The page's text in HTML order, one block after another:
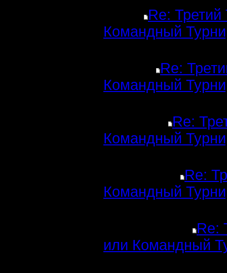
Re:
Командный
Re:
Командный
Re:
Командный
Re:
Командный
Re:
или Командный